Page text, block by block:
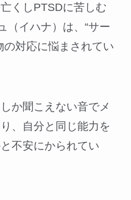
くしPTSDに苦しむ
（イハナ）は、“サー
の対応に悩まされてい
か聞こえない音でメ
、自分と同じ能力を
不安にかられてい